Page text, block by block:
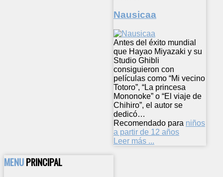
Nausicaa
Antes del éxito mundial
que Hayao Miyazaki y su
Studio Ghibli
consiguieron con
películas como “Mi vecino
Totoro”, “La princesa
Mononoke” o “El viaje de
Chihiro”, el autor se
dedicó…
Recomendado para niños
a partir de 12 años
Leer más ...
MENUPRINCIPAL